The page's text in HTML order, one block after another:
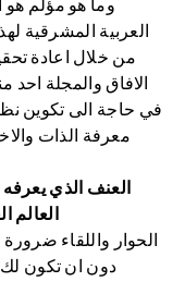
العربية المشرقية
من خلال اعادة
الافاق والمجلة احد
في حاجة الى تكوين
معرفة الذات
العنف الذي
العالم
الحوار واللقاء
دون ان تكون لك